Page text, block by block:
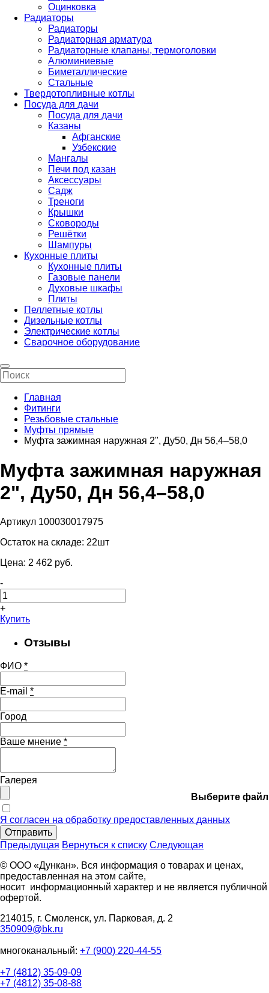
Оцинковка
Радиаторы
Радиаторы
Радиаторная арматура
Радиаторные клапаны, термоголовки
Алюминиевые
Биметаллические
Стальные
Твердотопливные котлы
Посуда для дачи
Посуда для дачи
Казаны
Афганские
Узбекские
Мангалы
Печи под казан
Аксессуары
Садж
Треноги
Крышки
Сковороды
Решётки
Шампуры
Кухонные плиты
Кухонные плиты
Газовые панели
Духовые шкафы
Плиты
Пеллетные котлы
Дизельные котлы
Электрические котлы
Сварочное оборудование
Главная
Фитинги
Резьбовые стальные
Муфты прямые
Муфта зажимная наружная 2", Ду50, Дн 56,4–58,0
Муфта зажимная наружная
2", Ду50, Дн 56,4–58,0
Артикул 100030017975
Остаток на складе: 22шт
Цена: 2 462 pуб.
-
+
Купить
Отзывы
ФИО *
E-mail *
Город
Ваше мнение *
Галерея
Выберите файл
Я согласен на обработку предоставленных данных
Отправить
Предыдущая Вернуться к списку Следующая
© ООО «Дункан». Вся информация о товарах и ценах,
предоставленная на этом сайте,
носит информационный характер и не является публичной
офертой.
214015, г. Смоленск, ул. Парковая, д. 2
350909@bk.ru
многоканальный: +7 (900) 220-44-55
+7 (4812) 35-09-09
+7 (4812) 35-08-88